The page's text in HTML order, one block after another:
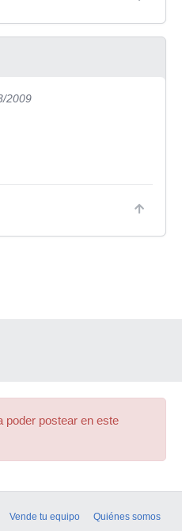
2009
poder postear en este
Vende tu equipo
Quiénes somos